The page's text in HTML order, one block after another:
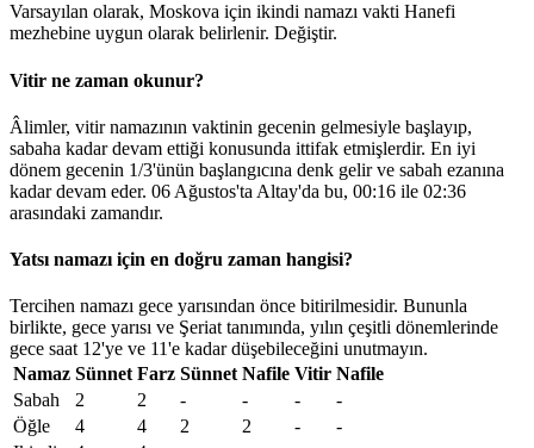
Varsayılan olarak, Moskova için ikindi namazı vakti Hanefi
mezhebine uygun olarak belirlenir. Değiştir.
Vitir ne zaman okunur?
Âlimler, vitir namazının vaktinin gecenin gelmesiyle başlayıp,
sabaha kadar devam ettiği konusunda ittifak etmişlerdir. En iyi
dönem gecenin 1/3'ünün başlangıcına denk gelir ve sabah ezanına
kadar devam eder. 06 Ağustos'ta Altay'da bu, 00:16 ile 02:36
arasındaki zamandır.
Yatsı namazı için en doğru zaman hangisi?
Tercihen namazı gece yarısından önce bitirilmesidir. Bununla
birlikte, gece yarısı ve Şeriat tanımında, yılın çeşitli dönemlerinde
gece saat 12'ye ve 11'e kadar düşebileceğini unutmayın.
Namaz Sünnet Farz Sünnet Nafile Vitir Nafile
Sabah
2 2 - - -
-
Öğle
4 4 2 2 -
-